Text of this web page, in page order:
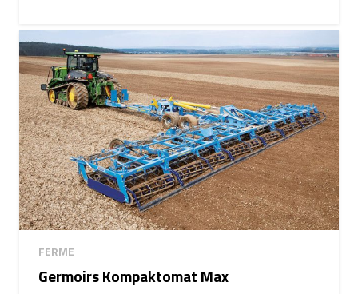
FERME
Germoirs Kompaktomat Max